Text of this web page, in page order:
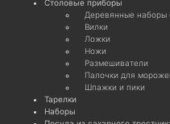
Cтоловые приборы
Деревянные наборы
Вилки
Ложки
Ножи
Размешиватели
Палочки для
Шпажки и пики
Тарелки
Наборы